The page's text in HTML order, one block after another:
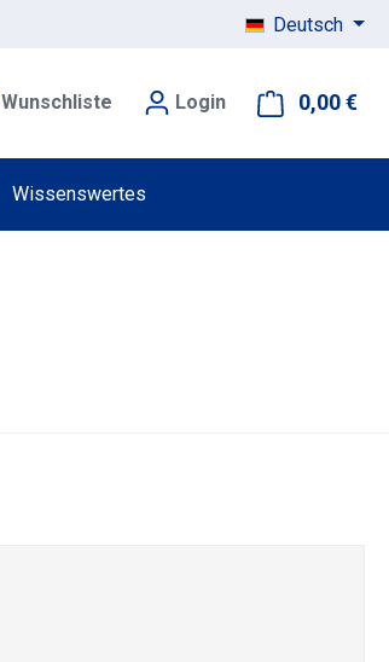
Deutsch
Wunschliste Login 0,00 €
Wissenswertes